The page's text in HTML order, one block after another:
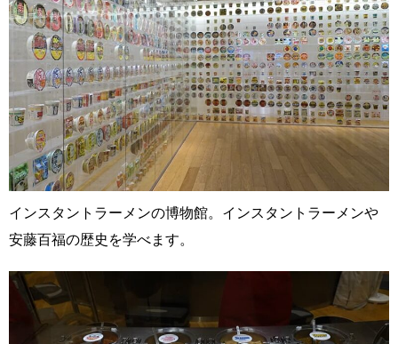
インスタントラーメンの博物館。インスタントラーメンや
安藤百福の歴史を学べます。